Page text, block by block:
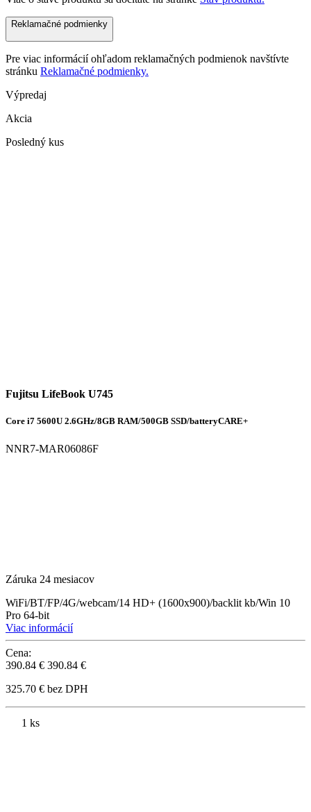
Reklamačné podmienky
Pre viac informácií ohľadom reklamačných podmienok navštívte
stránku Reklamačné podmienky.
Výpredaj
Akcia
Posledný kus
Fujitsu LifeBook U745
Core i7 5600U 2.6GHz/8GB RAM/500GB SSD/batteryCARE+
NNR7-MAR06086F
Záruka 24 mesiacov
WiFi/BT/FP/4G/webcam/14 HD+ (1600x900)/backlit kb/Win 10
Pro 64-bit
Viac informácií
Cena:
390.84 € 390.84 €
325.70 € bez DPH
1 ks